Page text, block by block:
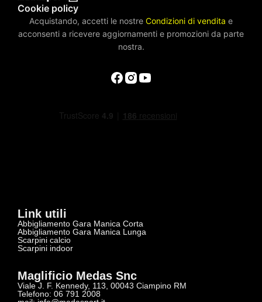
Cookie policy
Acquistando, accetti le nostre Condizioni di vendita e
acconsenti a ricevere aggiornamenti e promozioni da parte
nostra.
Link utili
Abbigliamento Gara Manica Corta
Abbigliamento Gara Manica Lunga
Scarpini calcio
Scarpini indoor
Maglificio Medas Snc
Viale J. F. Kennedy, 113, 00043 Ciampino RM
Telefono: 06 791 2008